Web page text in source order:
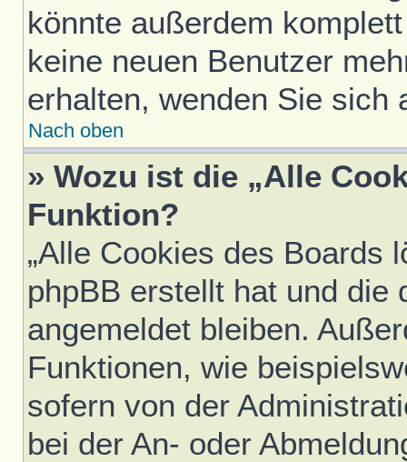
könnte außerdem
keine neuen Benutzer
erhalten, wenden Sie sich
Nach oben
» Wozu ist die „Alle
Funktion?
„Alle Cookies des Boards
phpBB erstellt hat und die
angemeldet bleiben.
Funktionen, wie
sofern von der
bei der An- oder